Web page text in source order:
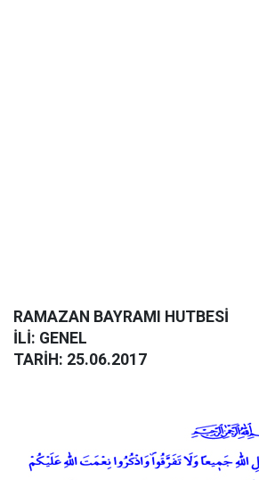
RAMAZAN BAYRAMI HUTBESİ
İLİ: GENEL
TARİH: 25.06.2017